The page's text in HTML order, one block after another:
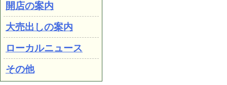
開店の案内
大売出しの案内
ローカルニュース
その他